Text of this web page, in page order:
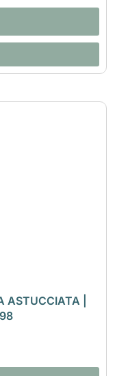
ASTUCCIATA |